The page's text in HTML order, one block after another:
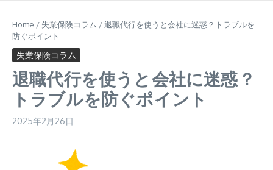
Home / 失業保険コラム /退職代行を使うと会社に迷惑？トラブルを
防ぐポイント
失業保険コラム
退職代行を使うと会社に迷惑？
トラブルを防ぐポイント
2025年2月26日